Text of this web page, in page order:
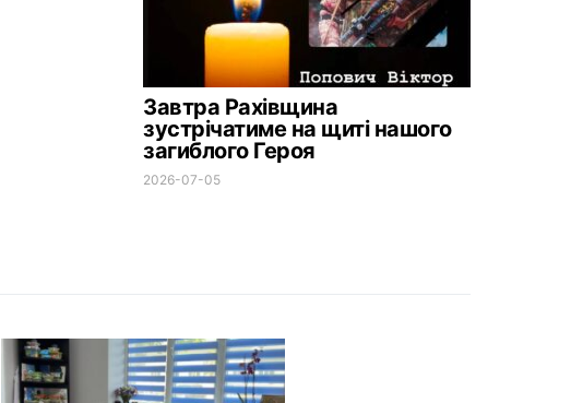
Завтра Рахівщина
зустрічатиме на щиті нашого
загиблого Героя
2026-07-05